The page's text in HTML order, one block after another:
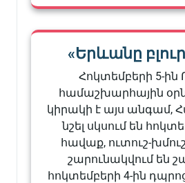
«Երևանը
Հոկտեմբերի 5-ին
համաշխարհային
կիրակի է այս անգամ,
նշել սկսում են
հավաք, ուտուշ-
շարունակվում են
հոկտեմբերի 4-ին